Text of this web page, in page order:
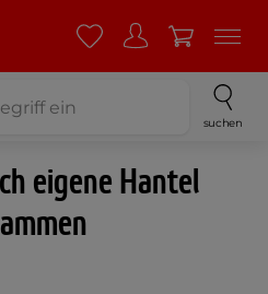
suchen
eigene Hantel